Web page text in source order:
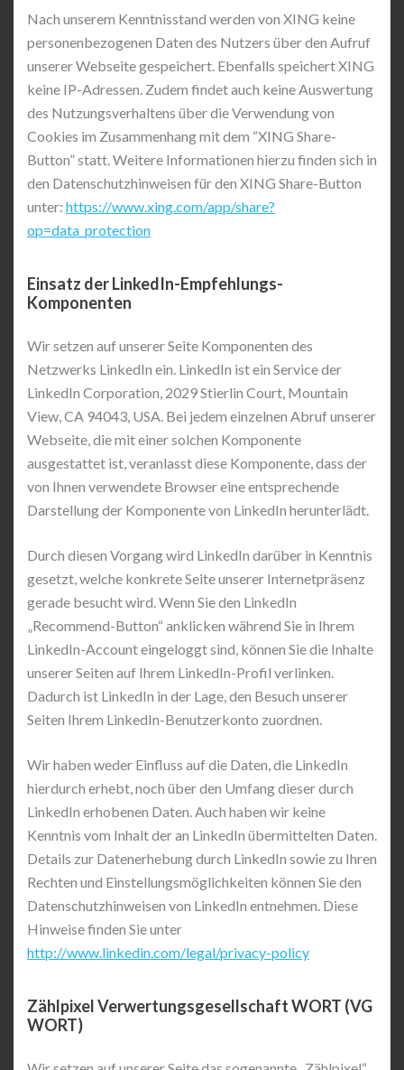
Nach unserem Kenntnisstand werden von XING keine
personenbezogenen Daten des Nutzers über den Aufruf
unserer Webseite gespeichert. Ebenfalls speichert XING
keine IP-Adressen. Zudem findet auch keine Auswertung
des Nutzungsverhaltens über die Verwendung von
Cookies im Zusammenhang mit dem “XING Share-
Button” statt. Weitere Informationen hierzu finden sich in
den Datenschutzhinweisen für den XING Share-Button
unter: https://www.xing.com/app/share?
op=data_protection
Einsatz der LinkedIn-Empfehlungs-
Komponenten
Wir setzen auf unserer Seite Komponenten des
Netzwerks LinkedIn ein. LinkedIn ist ein Service der
LinkedIn Corporation, 2029 Stierlin Court, Mountain
View, CA 94043, USA. Bei jedem einzelnen Abruf unserer
Webseite, die mit einer solchen Komponente
ausgestattet ist, veranlasst diese Komponente, dass der
von Ihnen verwendete Browser eine entsprechende
Darstellung der Komponente von LinkedIn herunterlädt.
Durch diesen Vorgang wird LinkedIn darüber in Kenntnis
gesetzt, welche konkrete Seite unserer Internetpräsenz
gerade besucht wird. Wenn Sie den LinkedIn
„Recommend-Button“ anklicken während Sie in Ihrem
LinkedIn-Account eingeloggt sind, können Sie die Inhalte
unserer Seiten auf Ihrem LinkedIn-Profil verlinken.
Dadurch ist LinkedIn in der Lage, den Besuch unserer
Seiten Ihrem LinkedIn-Benutzerkonto zuordnen.
Wir haben weder Einfluss auf die Daten, die LinkedIn
hierdurch erhebt, noch über den Umfang dieser durch
LinkedIn erhobenen Daten. Auch haben wir keine
Kenntnis vom Inhalt der an LinkedIn übermittelten Daten.
Details zur Datenerhebung durch LinkedIn sowie zu Ihren
Rechten und Einstellungsmöglichkeiten können Sie den
Datenschutzhinweisen von LinkedIn entnehmen. Diese
Hinweise finden Sie unter
http://www.linkedin.com/legal/privacy-policy
Zählpixel Verwertungsgesellschaft WORT (VG
WORT)